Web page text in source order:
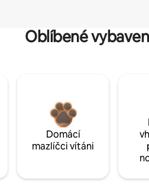
Oblíbené
Domácí
mazlíčci vítáni